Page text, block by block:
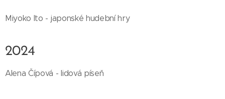
Miyoko Ito - japonské hudební hry
2024
Alena Čípová - lidová píseň